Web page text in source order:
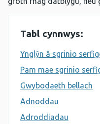
Tabl cynnwys:
Ynglŷn â sgrinio
Pam mae sgrinio
Gwybodaeth bellach
Adnoddau
Adroddiadau